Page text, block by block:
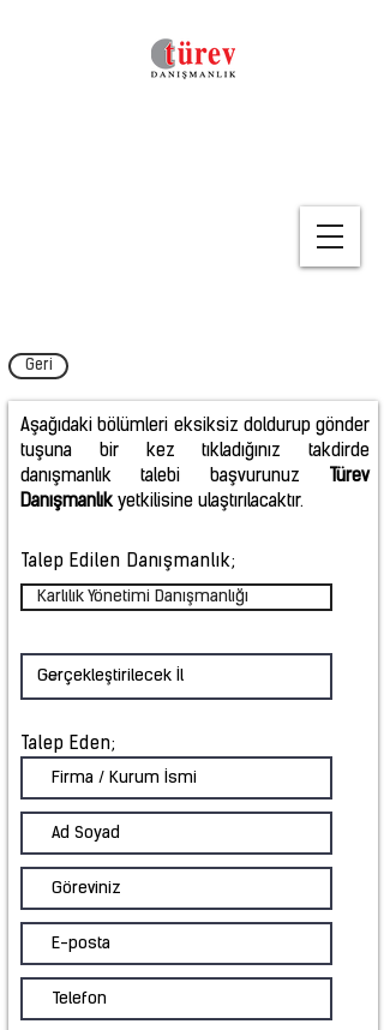
Geri
Aşağıdaki bölümleri eksiksiz doldurup gönder
tuşuna bir kez tıkladığınız takdirde
danışmanlık talebi başvurunuz Türev
Danışmanlıkyetkilisine ulaştırılacaktır.
Talep Edilen Danışmanlık;
Karlılık Yönetimi Danışmanlığı
Talep Eden;